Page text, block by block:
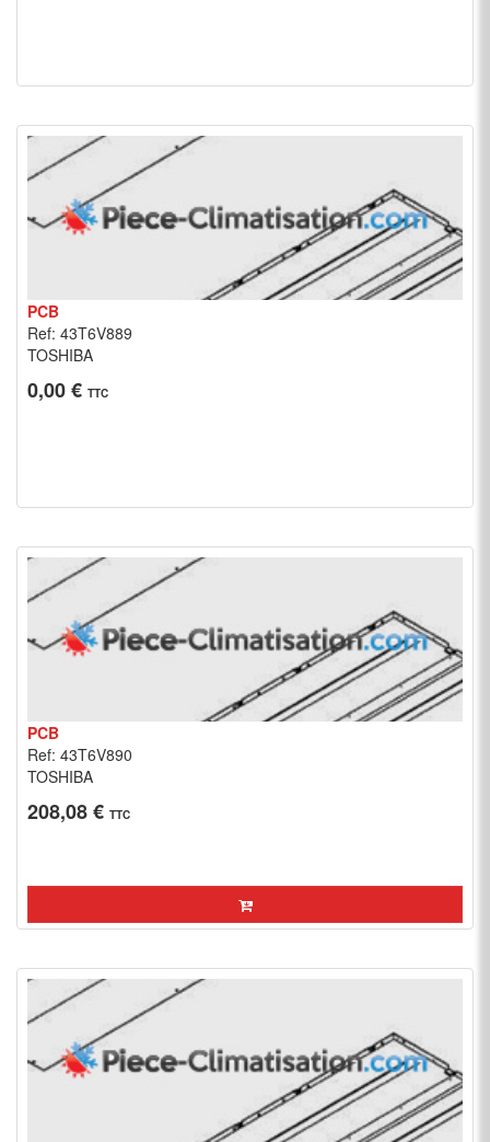
PCB
Ref: 43T6V889
TOSHIBA
0,00 € TTC
PCB
Ref: 43T6V890
TOSHIBA
208,08 € TTC